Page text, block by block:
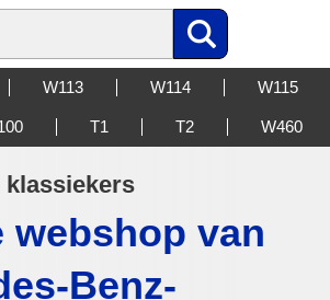
W113 W114 W115
T1 T2 W460
klassiekers
webshop van
Benz-